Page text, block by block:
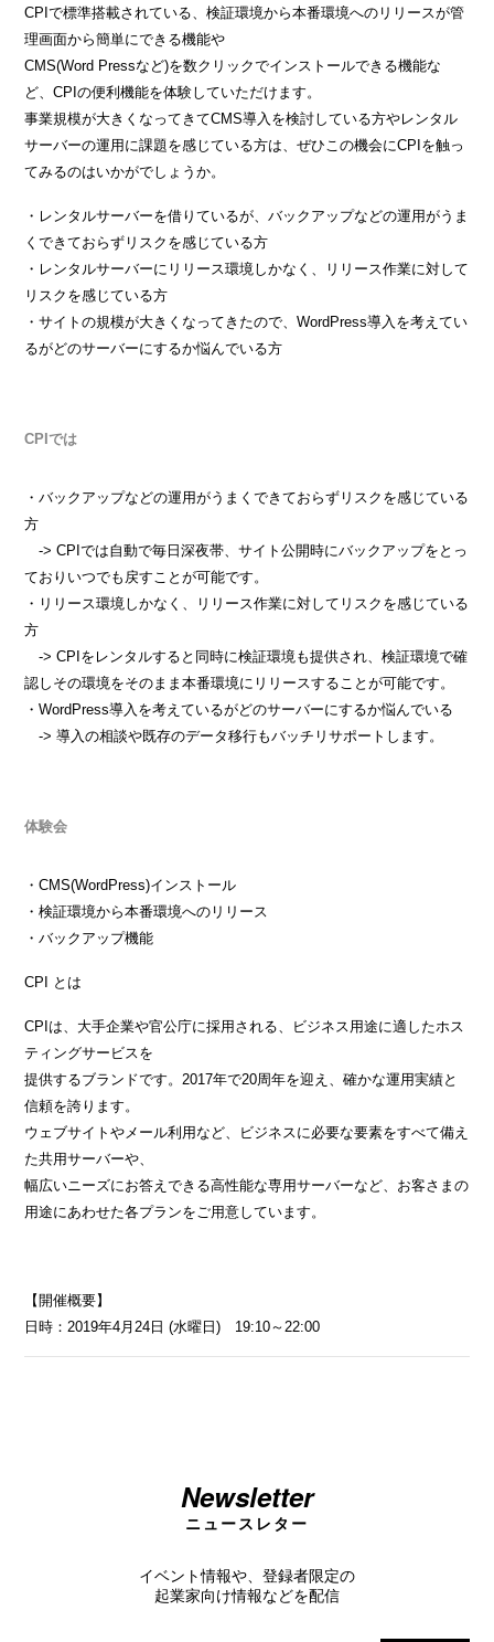
CPIで標準搭載されている、検証環境から本番環境へのリリースが管
理画面から簡単にできる機能や
CMS(Word Pressなど)を数クリックでインストールできる機能な
ど、CPIの便利機能を体験していただけます。
事業規模が大きくなってきてCMS導入を検討している方やレンタル
サーバーの運用に課題を感じている方は、ぜひこの機会にCPIを触っ
てみるのはいかがでしょうか。
・レンタルサーバーを借りているが、バックアップなどの運用がうま
くできておらずリスクを感じている方
・レンタルサーバーにリリース環境しかなく、リリース作業に対して
リスクを感じている方
・サイトの規模が大きくなってきたので、WordPress導入を考えてい
るがどのサーバーにするか悩んでいる方
CPIでは
・バックアップなどの運用がうまくできておらずリスクを感じている
方
-> CPIでは自動で毎日深夜帯、サイト公開時にバックアップをとっ
ておりいつでも戻すことが可能です。
・リリース環境しかなく、リリース作業に対してリスクを感じている
方
-> CPIをレンタルすると同時に検証環境も提供され、検証環境で確
認しその環境をそのまま本番環境にリリースすることが可能です。
・WordPress導入を考えているがどのサーバーにするか悩んでいる
-> 導入の相談や既存のデータ移行もバッチリサポートします。
体験会
・CMS(WordPress)インストール
・検証環境から本番環境へのリリース
・バックアップ機能
CPI とは
CPIは、大手企業や官公庁に採用される、ビジネス用途に適したホス
ティングサービスを
提供するブランドです。2017年で20周年を迎え、確かな運用実績と
信頼を誇ります。
ウェブサイトやメール利用など、ビジネスに必要な要素をすべて備え
た共用サーバーや、
幅広いニーズにお答えできる高性能な専用サーバーなど、お客さまの
用途にあわせた各プランをご用意しています。
【開催概要】
日時：2019年4月24日 (水曜日) 19:10～22:00
Newsletter
ニュースレター
イベント情報や、登録者限定の
起業家向け情報などを配信